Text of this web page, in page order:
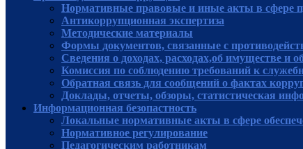
Нормативные правовые и иные акты в сфере
Антикоррупционная экспертиза
Методические материалы
Формы документов, связанные с
Сведения о доходах, расходах,об имуществе и
Комиссия по соблюдению требований к
Обратная связь для сообщений о фактах
Доклады, отчеты, обзоры, статистическая
Информационная безопастность
Локальные нормативные акты в сфере
Нормативное регулирование
Педагогическим работникам